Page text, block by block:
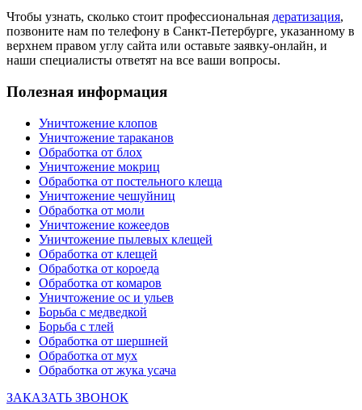
Чтобы узнать, сколько стоит профессиональная дератизация,
позвоните нам по телефону в Санкт-Петербурге, указанному в
верхнем правом углу сайта или оставьте заявку-онлайн, и
наши специалисты ответят на все ваши вопросы.
Полезная информация
Уничтожение клопов
Уничтожение тараканов
Обработка от блох
Уничтожение мокриц
Обработка от постельного клеща
Уничтожение чешуйниц
Обработка от моли
Уничтожение кожеедов
Уничтожение пылевых клещей
Обработка от клещей
Обработка от короеда
Обработка от комаров
Уничтожение ос и ульев
Борьба с медведкой
Борьба с тлей
Обработка от шершней
Обработка от мух
Обработка от жука усача
ЗАКАЗАТЬ ЗВОНОК